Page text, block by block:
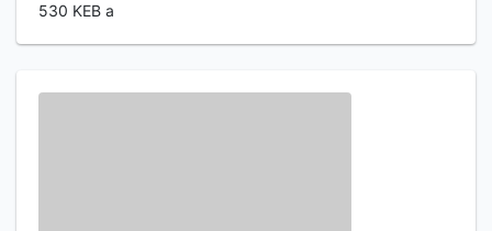
530 KEB a